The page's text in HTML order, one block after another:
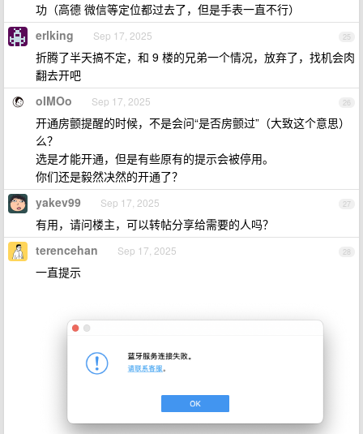
功（高德 微信等定位都过去了，但是手表一直不行）
25
erlking Sep 17, 2025
折腾了半天搞不定，和 9 楼的兄弟一个情况，放弃了，找机会肉
翻去开吧
26
oIMOo Sep 17, 2025
开通房颤提醒的时候，不是会问“是否房颤过”（大致这个意思）
么？
选是才能开通，但是有些原有的提示会被停用。
你们还是毅然决然的开通了？
27
yakev99 Sep 17, 2025
有用，请问楼主，可以转帖分享给需要的人吗？
28
terencehan Sep 17, 2025
一直提示